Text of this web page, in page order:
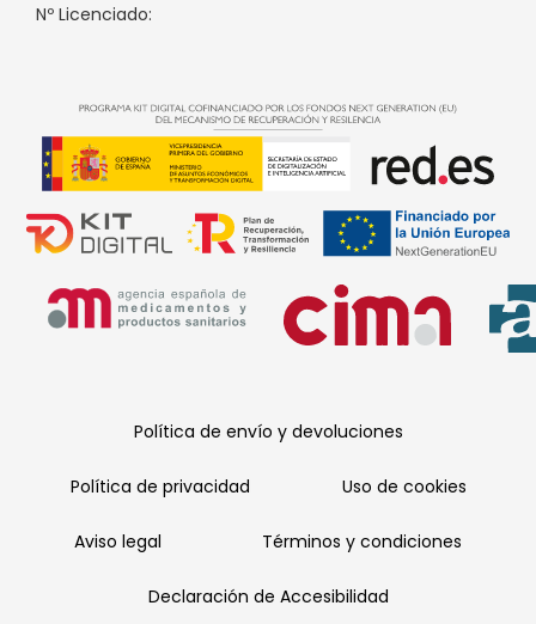
Nº Licenciado:
Política de envío y devoluciones
Política de privacidad Uso de cookies
Aviso legal Términos y condiciones
Declaración de Accesibilidad